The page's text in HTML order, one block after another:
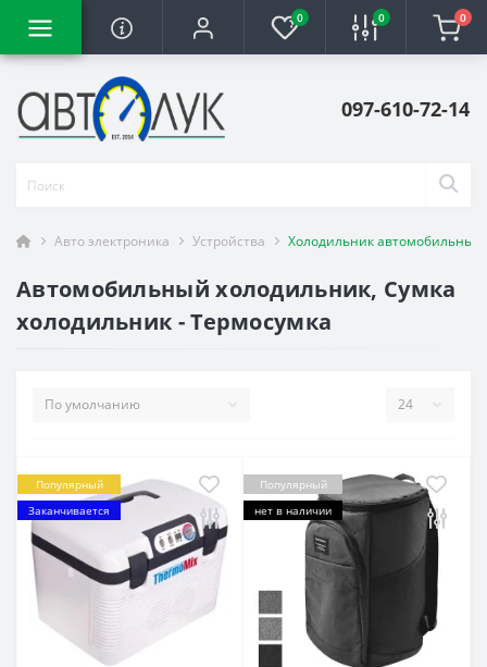
0 0 0
097-610-72-14
Авто электроника Устройства Холодильник автомобильный
Автомобильный холодильник, Сумка
холодильник - Термосумка
Популярный
Заканчивается
Популярный
нет в наличии